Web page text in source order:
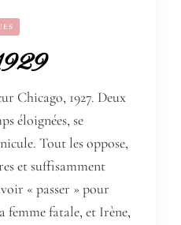
Chicago, 1927. Deux
éloignées, se
Tout les oppose,
et suffisamment
« passer » pour
femme fatale, et Irène,